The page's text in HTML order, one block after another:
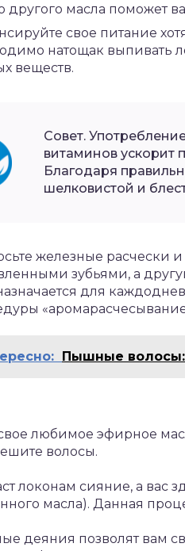
другого масла поможет
свое питание
натощак выпивать
веществ.
Совет.
витаминов ускорит
Благодаря
шелковистой и
железные расчески
зубьями, а
для
Пышные волосы:
любимое эфирное
волосы.
локонам сияние, а вас
масла). Данная
деяния позволят вам